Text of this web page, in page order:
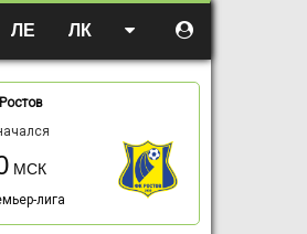
ЛЕ ЛК
Ростов
лига